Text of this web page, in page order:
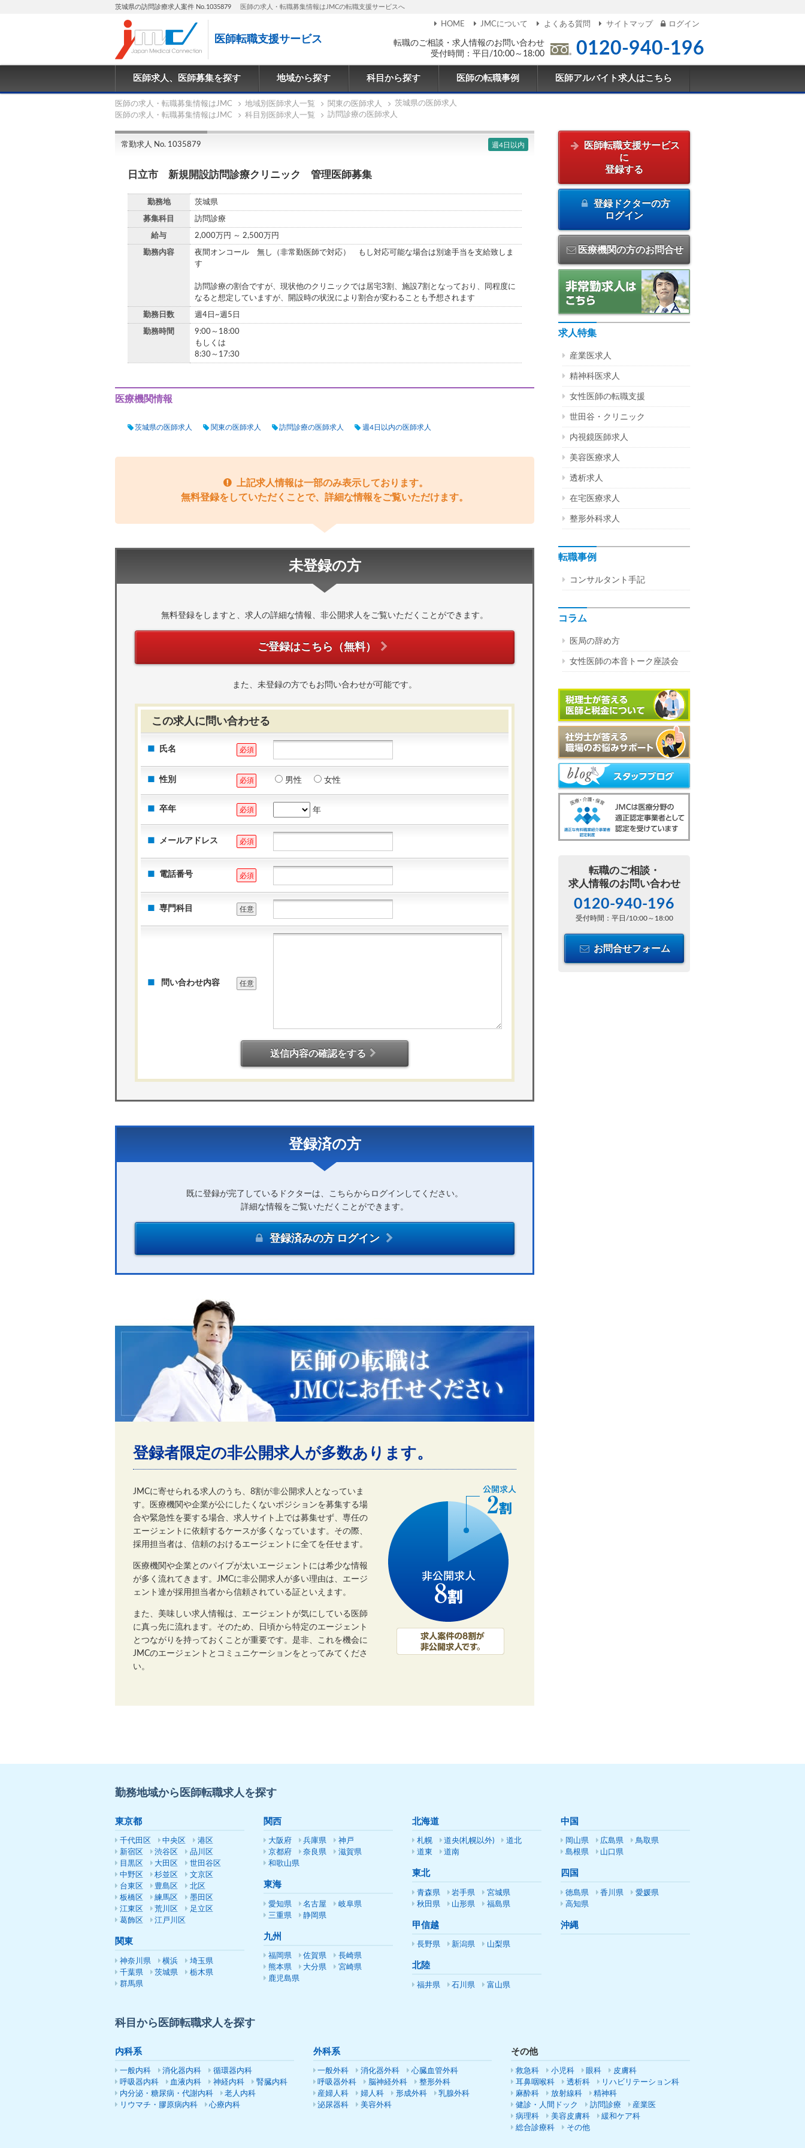
茨城県の訪問診療求人案件 No.1035879 医師の求人・転職募集情報はJMCの転職支援サービスへ
医師転職支援サービス
転職のご相談・求人情報のお問い合わせ
受付時間：平日/10:00～18:00
0120-940-196
HOME JMCについて よくある質問 サイトマップ ログイン
医師求人、医師募集を探す 地域から探す 科目から探す 医師の転職事例 医師アルバイト求人はこちら
医師の求人・転職募集情報はJMC 地域別医師求人一覧 関東の医師求人
茨城県の医師求人
医師の求人・転職募集情報はJMC
科目別医師求人一覧 訪問診療の医師求人
常勤求人 No. 1035879 週4日以内
日立市 新規開設訪問診療クリニック 管理医師募集
勤務地 茨城県
募集科目 訪問診療
給与 2,000万円 ～ 2,500万円
勤務内容
夜間オンコール 無し（非常勤医師で対応） もし対応可能な場合は別途手当を支給致しま
す
訪問診療の割合ですが、現状他のクリニックでは居宅3割、施設7割となっており、同程度に
なると想定していますが、開設時の状況により割合が変わることも予想されます
勤務日数 週4日~週5日
勤務時間
9:00～18:00
もしくは
8:30～17:30
医療機関情報
茨城県の医師求人 関東の医師求人 訪問診療の医師求人 週4日以内の医師求人
上記求人情報は一部のみ表示しております。
無料登録をしていただくことで、詳細な情報をご覧いただけます。
未登録の方
無料登録をしますと、求人の詳細な情報、非公開求人をご覧いただくことができます。
ご登録はこちら（無料）
また、未登録の方でもお問い合わせが可能です。
この求人に問い合わせる
氏名 必須
性別 必須 男性 女性
卒年 必須 年
メールアドレス 必須
電話番号 必須
専門科目 任意
問い合わせ内容 任意
送信内容の確認をする
登録済の方
既に登録が完了しているドクターは、こちらからログインしてください。
詳細な情報をご覧いただくことができます。
登録済みの方 ログイン
登録者限定の非公開求人が多数あります。
JMCに寄せられる求人のうち、8割が非公開求人となっていま
す。医療機関や企業が公にしたくないポジションを募集する場
合や緊急性を要する場合、求人サイト上では募集せず、専任の
エージェントに依頼するケースが多くなっています。その際、
採用担当者は、信頼のおけるエージェントに全てを任せます。
医療機関や企業とのパイプが太いエージェントには希少な情報
が多く流れてきます。JMCに非公開求人が多い理由は、エージ
ェント達が採用担当者から信頼されている証といえます。
また、美味しい求人情報は、エージェントが気にしている医師
に真っ先に流れます。そのため、日頃から特定のエージェント
とつながりを持っておくことが重要です。是非、これを機会に
JMCのエージェントとコミュニケーションをとってみてくださ
い。
医師転職支援サービス
に
登録する
登録ドクターの方
ログイン
医療機関の方のお問合せ
求人特集
産業医求人
精神科医求人
女性医師の転職支援
世田谷・クリニック
内視鏡医師求人
美容医療求人
透析求人
在宅医療求人
整形外科求人
転職事例
コンサルタント手記
コラム
医局の辞め方
女性医師の本音トーク座談会
転職のご相談・
求人情報のお問い合わせ
0120-940-196
受付時間：平日/10:00～18:00
お問合せフォーム
勤務地域から医師転職求人を探す
東京都
千代田区 中央区
港区
新宿区
渋谷区
品川区
目黒区
大田区
世田谷区
中野区
杉並区
文京区
台東区
豊島区
北区
板橋区
練馬区
墨田区
江東区
荒川区
足立区
葛飾区
江戸川区
関東
神奈川県 横浜
埼玉県
千葉県
茨城県
栃木県
群馬県
関西
大阪府 兵庫県
神戸
京都府
奈良県
滋賀県
和歌山県
東海
愛知県 名古屋
岐阜県
三重県
静岡県
九州
福岡県 佐賀県
長崎県
熊本県
大分県
宮崎県
鹿児島県
北海道
札幌 道央(札幌以外)
道北
道東
道南
東北
青森県 岩手県
宮城県
秋田県
山形県 福島県
甲信越
長野県 新潟県 山梨県
北陸
福井県 石川県 富山県
中国
岡山県 広島県
鳥取県
島根県
山口県
四国
徳島県 香川県
愛媛県
高知県
沖縄
科目から医師転職求人を探す
内科系
一般内科 消化器内科
循環器内科
呼吸器内科
血液内科 神経内科
腎臓内科
内分泌・糖尿病・代謝内科
老人内科
リウマチ・膠原病内科
心療内科
外科系
一般外科 消化器外科
心臓血管外科
呼吸器外科
脳神経外科
整形外科
産婦人科
婦人科 形成外科
乳腺外科
泌尿器科
美容外科
その他
救急科 小児科 眼科
皮膚科
耳鼻咽喉科
透析科
リハビリテーション科
麻酔科
放射線科
精神科
健診・人間ドック
訪問診療
産業医
病理科
美容皮膚科
緩和ケア科
総合診療科
その他